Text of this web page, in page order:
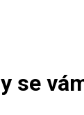
se